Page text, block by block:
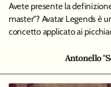
Avete presente la
master"? Avatar Legends è
concetto applicato ai
Antonello